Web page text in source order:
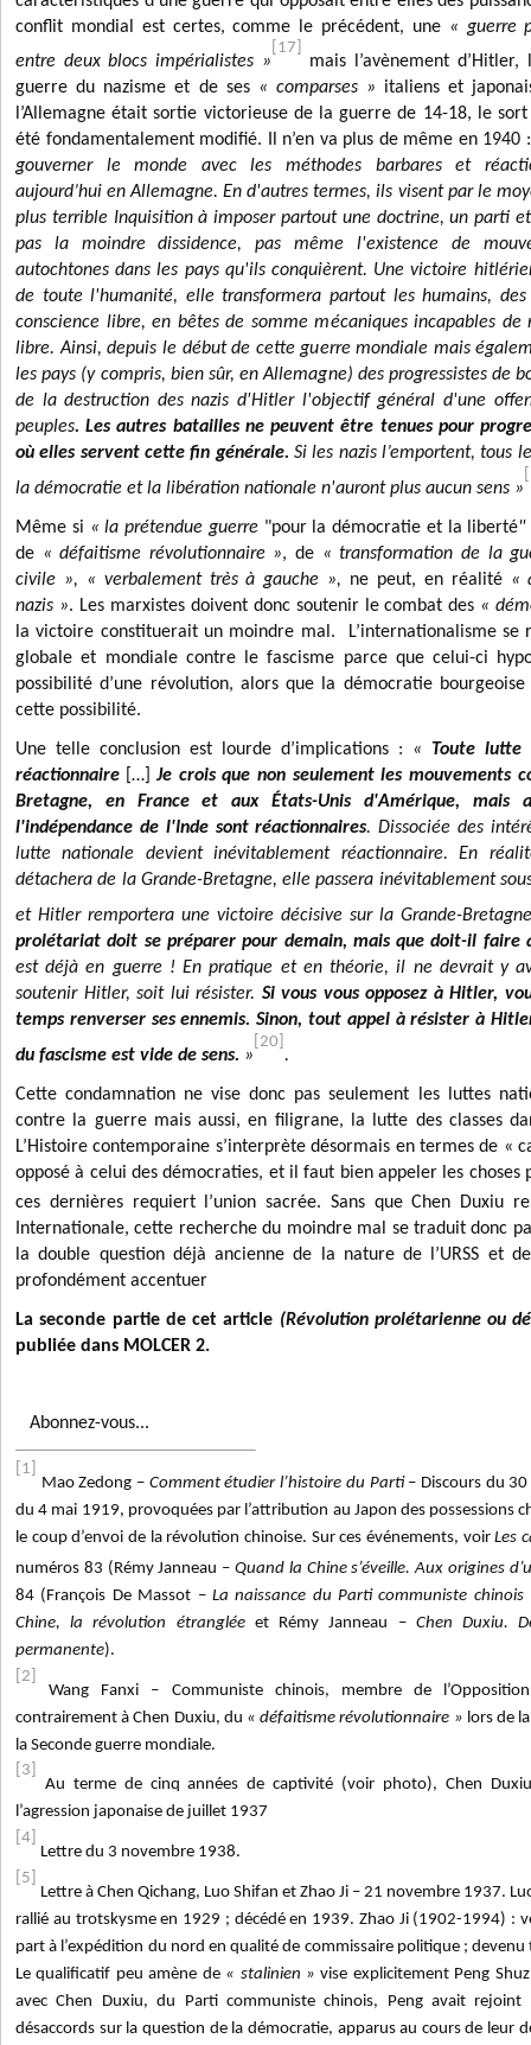
conflit mondial est certes, comme le précédent, une« guerre
entre deux blocs impérialistes »
[17]
mais l’avènement
guerre du nazisme et de ses « comparses » italiens et
l’Allemagne était sortie victorieuse de la guerre de 14-18, le sort
été fondamentalement modifié. Il n’en va plus de même en 1940
gouverner le monde avec les méthodes barbares et
aujourd’hui en Allemagne. En d'autres termes, ils visent par le
plus terrible Inquisition à imposer partout une doctrine, un parti
pas la moindre dissidence, pas même l'existence de
autochtones dans les pays qu'ils conquièrent. Une victoire
de toute l'humanité, elle transformera partout les humains, des
conscience libre, en bêtes de somme mécaniques incapables de
libre. Ainsi, depuis le début de cette guerre mondiale mais
les pays (y compris, bien sûr, en Allemagne) des progressistes de
de la destruction des nazis d'Hitler l'objectif général d'une
peuples. Les autres batailles ne peuvent être tenues pour
où elles servent cette fin générale. Si les nazis l’emportent, tous
la démocratie et la libération nationale n'auront plus aucun sens »
Même si « la prétendue guerre"pour la démocratie et la liberté"
de « défaitisme révolutionnaire », de « transformation de la
civile », « verbalement très à gauche », ne peut, en réalité «
nazis ». Les marxistes doivent donc soutenir le combat des «
la victoire constituerait un moindre mal. L’internationalisme se
globale et mondiale contre le fascisme parce que celui-ci
possibilité d’une révolution, alors que la démocratie
cette possibilité.
Une telle conclusion est lourde d’implications : « Toute
réactionnaire
[…]
Je crois que non seulement les mouvements
Bretagne, en France et aux États-Unis d'Amérique, mais
l'indépendance de l'Inde sont réactionnaires. Dissociée des
lutte nationale devient inévitablement réactionnaire. En
détachera de la Grande-Bretagne, elle passera inévitablement
et Hitler remportera une victoire décisive sur la Grande-Bretagne
prolétariat doit se préparer pour demain, mais que doit-il faire
est déjà en guerre ! En pratique et en théorie, il ne devrait y
soutenir Hitler, soit lui résister. Si vous vous opposez à Hitler,
temps renverser ses ennemis. Sinon, tout appel à résister à
du fascisme est vide de sens. »
[20]
.
Cette condamnation ne vise donc pas seulement les luttes
contre la guerre mais aussi, en filigrane, la lutte des classes
L’Histoire contemporaine s’interprète désormais en termes de «
opposé à celui des démocraties, et il faut bien appeler les
ces dernières requiert l’union sacrée. Sans que Chen Duxiu
Internationale, cette recherche du moindre mal se traduit donc
la double question déjà ancienne de la nature de l’URSS et
profondément accentuer
La seconde partie de cet article (Révolution prolétarienne ou
publiée dans MOLCER 2.
Abonnez-vous...
[1]
Mao Zedong – Comment étudier l’histoire du Parti – Discours du
du 4 mai 1919, provoquées par l’attribution au Japon des possessions
le coup d’envoi de la révolution chinoise. Sur ces événements, voirLes
numéros 83 (Rémy Janneau – Quand la Chine s’éveille. Aux origines
84 (François De Massot – La naissance du Parti communiste chinois
Chine, la révolution étrangléeet Rémy Janneau – Chen Duxiu.
permanente).
[2]
Wang Fanxi – Communiste chinois, membre de
contrairement à Chen Duxiu, du « défaitisme révolutionnaire » lors de
la Seconde guerre mondiale.
[3]
Au terme de cinq années de captivité (voir photo), Chen
l’agression japonaise de juillet 1937
[4]
Lettre du 3 novembre 1938.
[5]
Lettre à Chen Qichang, Luo Shifan et Zhao Ji – 21 novembre 1937.
rallié au trotskysme en 1929 ; décédé en 1939. Zhao Ji (1902-1994) :
part à l’expédition du nord en qualité de commissaire politique ;
Le qualificatif peu amène de « stalinien » vise explicitement Peng
avec Chen Duxiu, du Parti communiste chinois, Peng avait rejoint
désaccords sur la question de la démocratie, apparus au cours de leur